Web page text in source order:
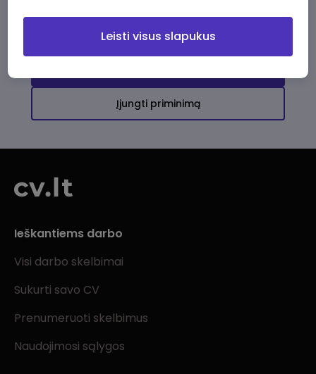
Įjungti priminimą
Ieškantiems darbo
Visi darbo skelbimai
Sukurti savo CV
Prenumeruoti skelbimus
Naudojimosi sąlygos
Leisti visus slapukus